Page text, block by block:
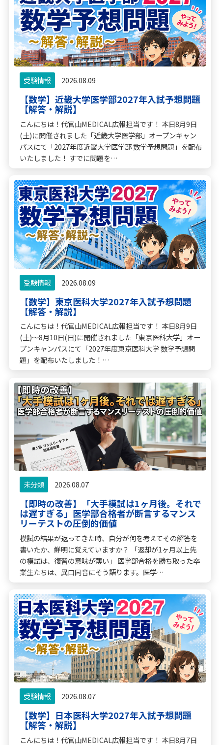
受験情報 2026.08.09
【数学】近畿大学医学部2027年入試予想問題
【解答・解説】
こんにちは！代官山MEDICAL広報担当です！ 本日8月9日
(土)に開催されました「近畿大学医学部」オープンキャン
パスにて「2027年度近畿大学医学部 数学予想問題」を配布
いたしました！ すでに問題を…
受験情報 2026.08.09
【数学】東京医科大学2027年入試予想問題
【解答・解説】
こんにちは！代官山MEDICAL広報担当です！ 本日8月9日
(土)〜8月10日(日)に開催されました「東京医科大学」オー
プンキャンパスにて「2027年度東京医科大学 数学予想問
題」を配布いたしました！…
未分類 2026.08.07
【即時の改善】「大手模試は1ヶ月後。それで
は遅すぎる」医学部合格者が断言するマンス
リーテストの圧倒的価値
模試の結果が返ってきた時、自分が何を考えてその解答を
書いたか、鮮明に覚えていますか？ 「返却が1ヶ月以上先
の模試は、復習の意味が薄い」 医学部合格を勝ち取った卒
業生たちは、異口同音にそう語ります。医学…
受験情報 2026.08.07
【数学】日本医科大学2027年入試予想問題
【解答・解説】
こんにちは！代官山MEDICAL広報担当です！ 本日8月7日